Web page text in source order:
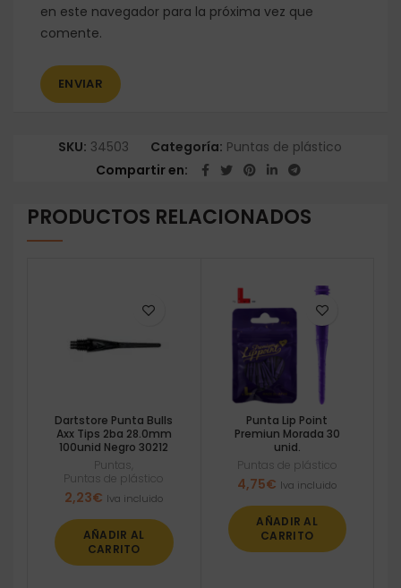
en este navegador para la próxima vez que
comente.
SKU: 34503 Categoría: Puntas de plástico
Compartir en
PRODUCTOS RELACIONADOS
Dartstore Punta Bulls
Axx Tips 2ba 28.0mm
100unid Negro 30212
Puntas
Puntas de plástico
2,23€ Iva incluido
AÑADIR AL
CARRITO
Punta Lip Point
Premiun Morada 30
unid.
Puntas de plástico
4,75€ Iva incluido
AÑADIR AL
CARRITO